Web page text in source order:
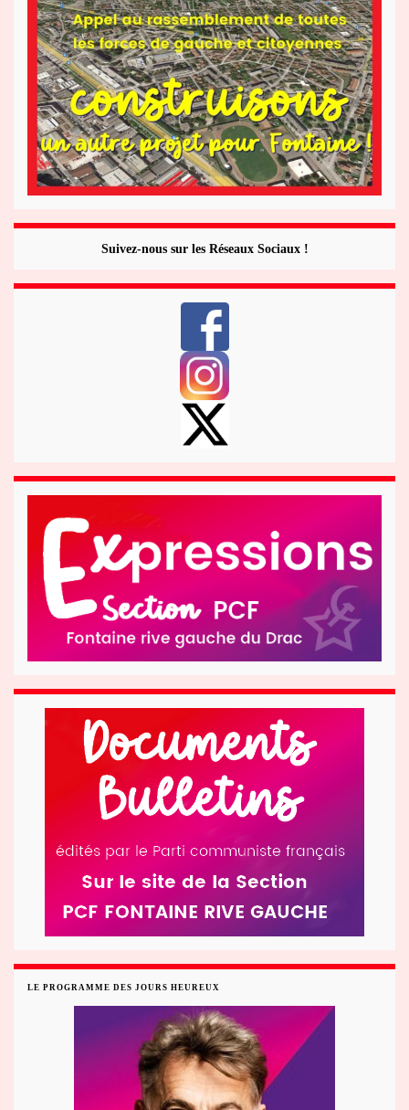
Suivez-nous sur les Réseaux Sociaux !
LE PROGRAMME DES JOURS HEUREUX